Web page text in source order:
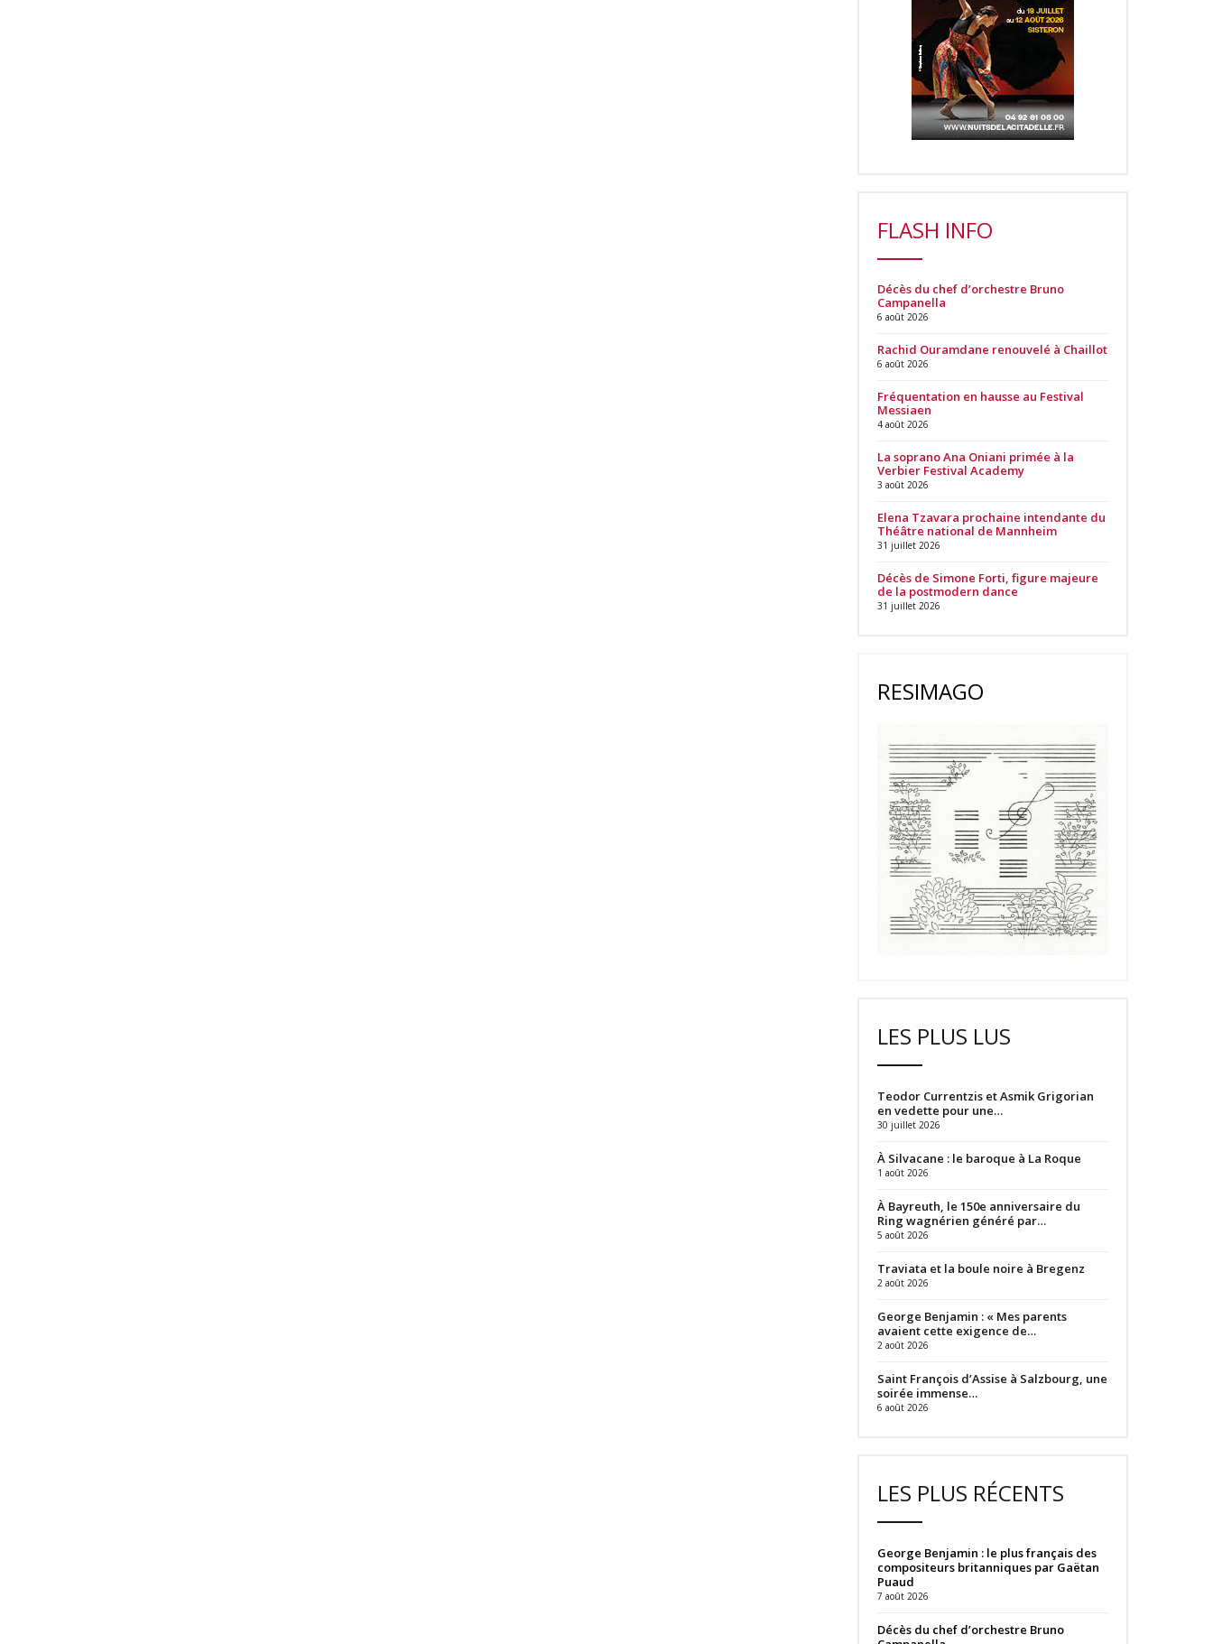
FLASH INFO
Décès du chef d’orchestre Bruno
Campanella
6 août 2026
Rachid Ouramdane renouvelé à Chaillot
6 août 2026
Fréquentation en hausse au Festival
Messiaen
4 août 2026
La soprano Ana Oniani primée à la
Verbier Festival Academy
3 août 2026
Elena Tzavara prochaine intendante du
Théâtre national de Mannheim
31 juillet 2026
Décès de Simone Forti, figure majeure
de la postmodern dance
31 juillet 2026
RESIMAGO
LES PLUS LUS
Teodor Currentzis et Asmik Grigorian
en vedette pour une…
30 juillet 2026
À Silvacane : le baroque à La Roque
1 août 2026
À Bayreuth, le 150e anniversaire du
Ring wagnérien généré par…
5 août 2026
Traviata et la boule noire à Bregenz
2 août 2026
George Benjamin : « Mes parents
avaient cette exigence de…
2 août 2026
Saint François d’Assise à Salzbourg, une
soirée immense…
6 août 2026
LES PLUS RÉCENTS
George Benjamin : le plus français des
compositeurs britanniques par Gaëtan
Puaud
7 août 2026
Décès du chef d’orchestre Bruno